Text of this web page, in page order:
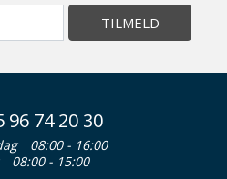
TILMELD
96 74 20 30
08:00 - 16:00
08:00 - 15:00